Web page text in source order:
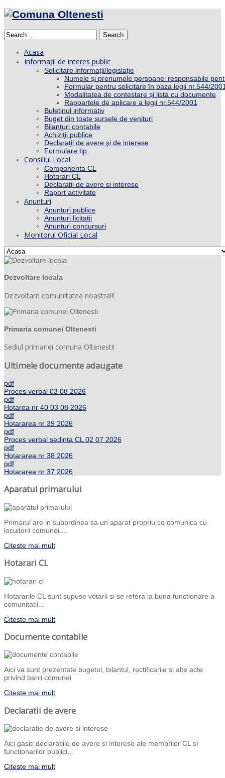
Search
Acasa
Informații de interes public
Solicitare informații/legislație
Numele și prenumele persoanei responsabile
Formular pentru solicitare în baza legii nr.544/
Modalitatea de contestare și lista cu documente
Rapoartele de aplicare a legii nr.544/2001
Buletinul informativ
Buget din toate sursele de venituri
Bilanţuri contabile
Achiziţii publice
Declaraţii de avere şi de interese
Formulare tip
Consiliul Local
Componenta CL
Hotarari CL
Declaratii de avere si interese
Raport activitate
Anunturi
Anunturi publice
Anunturi licitatii
Anunturi concursuri
Monitorul Oficial Local
Dezvoltare locala
Dezvoltam comunitatea noastra!!!
Primaria comunei Oltenesti
Sediul primariei comuna Oltenesti!
Ultimele documente adaugate
pdf
Proces verbal 03 08 2026
pdf
Hotarea nr 40 03 08 2026
pdf
Hotararea nr 39 2026
pdf
Proces verbal sedinta CL 02 07 2026
pdf
Hotararea nr 38 2026
pdf
Hotararea nr 37 2026
Aparatul primarului
Primarul are in subordinea sa un aparat propriu ce comunica cu
locuitorii comunei....
Citeste mai mult
Hotarari CL
Hotararile CL sunt supuse votarii si se refera la buna functionare a
comunitatii...
Citeste mai mult
Documente contabile
Aici va sunt prezentate bugetul, bilantul, rectificarile si alte acte
privind banii comunei
Citeste mai mult
Declaratii de avere
Aici gasiti declaratiile de avere si interese ale membrilor CL si
functionarilor publici...
Citeste mai mult